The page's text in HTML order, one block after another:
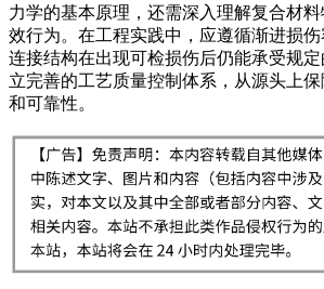
力学的基本原理，还需深入理解复合材
效行为。在工程实践中，应遵循渐进损
连接结构在出现可检损伤后仍能承受规
立完善的工艺质量控制体系，从源头上
和可靠性。